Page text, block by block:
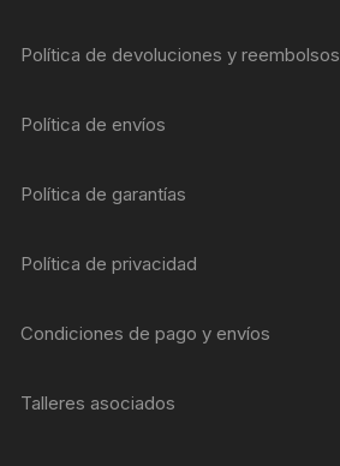
Política de devoluciones y reembolsos
Política de envíos
Política de garantías
Política de privacidad
Condiciones de pago y envíos
Talleres asociados